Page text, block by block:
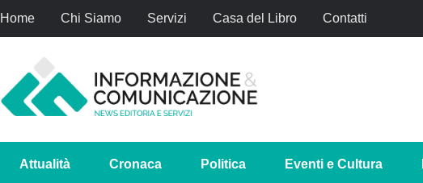
Home Chi Siamo Servizi Casa del Libro Contatti
Attualità Cronaca Politica Eventi e Cultura